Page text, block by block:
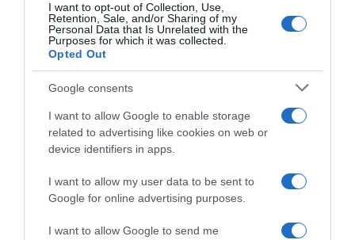
I want to opt-out of Collection, Use,
Retention, Sale, and/or Sharing of my
Personal Data that Is Unrelated with the
Purposes for which it was collected.
Opted Out
Google consents
I want to allow Google to enable storage
related to advertising like cookies on web or
device identifiers in apps.
I want to allow my user data to be sent to
Google for online advertising purposes.
I want to allow Google to send me
2026-08-08.